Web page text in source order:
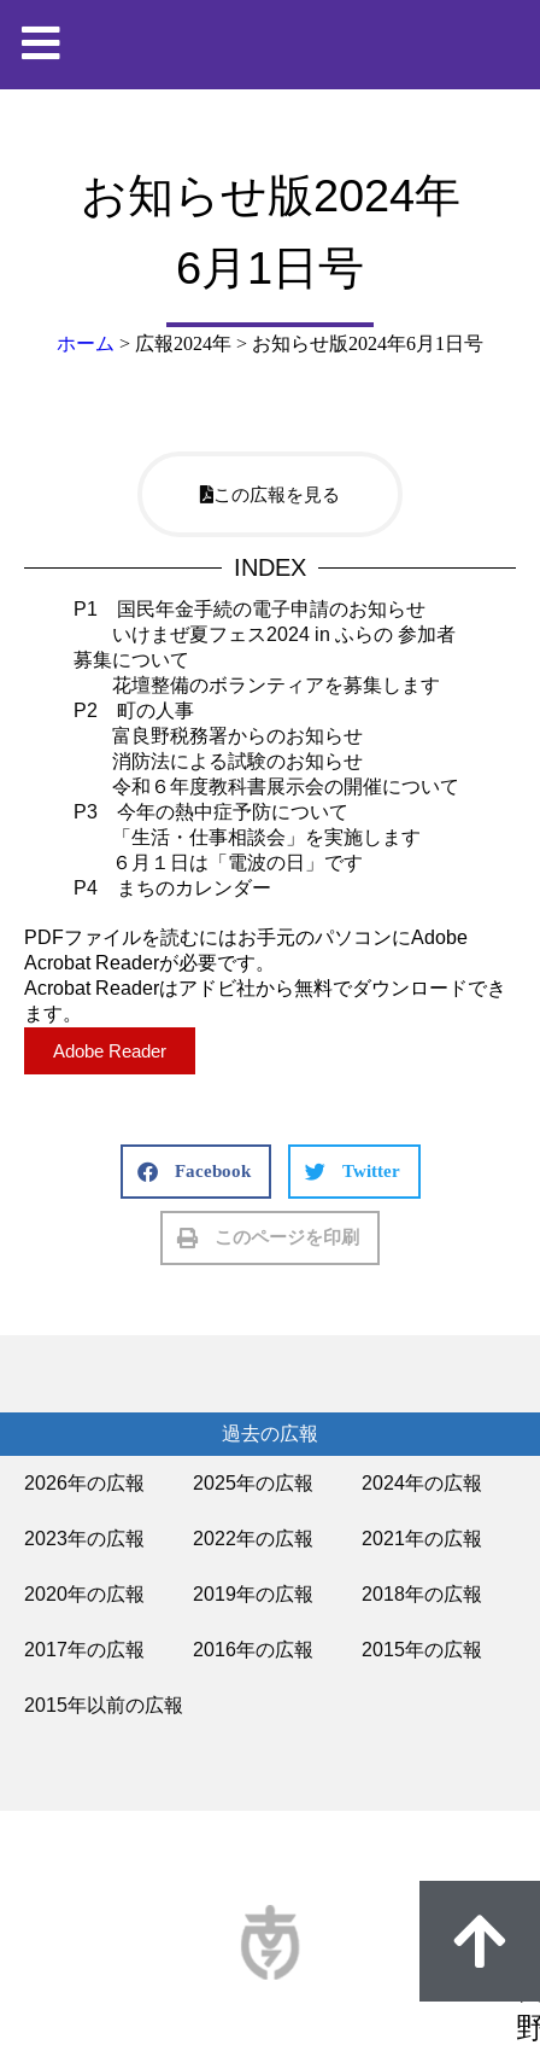
お知らせ版2024年
6月1日号
ホーム > 広報2024年 > お知らせ版2024年6月1日号
この広報を見る
INDEX
P1 国民年金手続の電子申請のお知らせ
いけまぜ夏フェス2024 in ふらの 参加者
募集について
花壇整備のボランティアを募集します
P2 町の人事
富良野税務署からのお知らせ
消防法による試験のお知らせ
令和６年度教科書展示会の開催について
P3 今年の熱中症予防について
「生活・仕事相談会」を実施します
６月１日は「電波の日」です
P4 まちのカレンダー
PDFファイルを読むにはお手元のパソコンにAdobe
Acrobat Readerが必要です。
Acrobat Readerはアドビ社から無料でダウンロードでき
ます。
Adobe Reader
Facebook Twitter
このページを印刷
過去の広報
2026年の広報 2025年の広報 2024年の広報
2023年の広報 2022年の広報 2021年の広報
2020年の広報 2019年の広報 2018年の広報
2017年の広報 2016年の広報 2015年の広報
2015年以前の広報